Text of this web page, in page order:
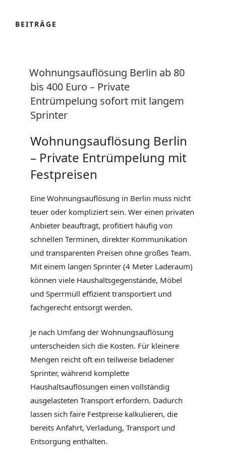
BEITRÄGE
VERÖFFENTLICHT
AM
Wohnungsauflösung Berlin ab 80
bis 400 Euro – Private
Entrümpelung sofort mit langem
Sprinter
Wohnungsauflösung Berlin
– Private Entrümpelung mit
Festpreisen
Eine Wohnungsauflösung in Berlin muss nicht
teuer oder kompliziert sein. Wer einen privaten
Anbieter beauftragt, profitiert häufig von
schnellen Terminen, direkter Kommunikation
und transparenten Preisen ohne großes Team.
Mit einem langen Sprinter (4 Meter Laderaum)
können viele Haushaltsgegenstände, Möbel
und Sperrmüll effizient transportiert und
fachgerecht entsorgt werden.
Je nach Umfang der Wohnungsauflösung
unterscheiden sich die Kosten. Für kleinere
Mengen reicht oft ein teilweise beladener
Sprinter, während komplette
Haushaltsauflösungen einen vollständig
ausgelasteten Transport erfordern. Dadurch
lassen sich faire Festpreise kalkulieren, die
bereits Anfahrt, Verladung, Transport und
Entsorgung enthalten.